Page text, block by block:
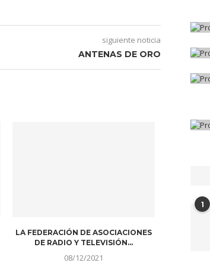
siguiente noticia
ANTENAS DE ORO
LA FEDERACIÓN DE ASOCIACIONES
DE RADIO Y TELEVISIÓN...
08/12/2021
1